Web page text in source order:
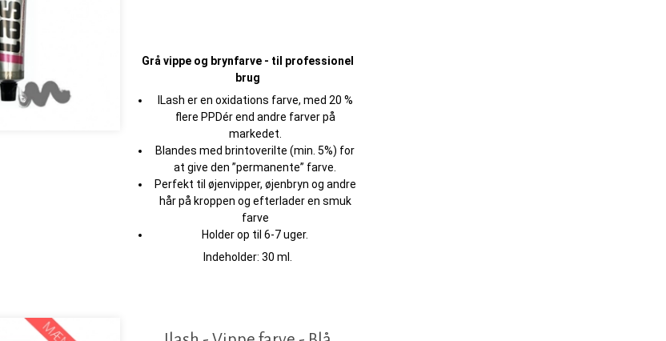
Grå vippe og brynfarve - til professionel
brug
ILash er en oxidations farve, med 20 %
flere PPDér end andre farver på
markedet.
Blandes med brintoverilte (min. 5%) for
at give den ”permanente” farve.
Perfekt til øjenvipper, øjenbryn og andre
hår på kroppen og efterlader en smuk
farve
Holder op til 6-7 uger.
Indeholder: 30 ml.